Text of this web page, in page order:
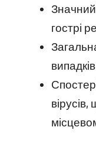
Значний
гострі